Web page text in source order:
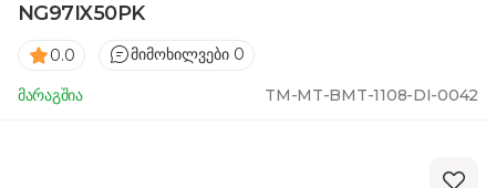
NG97IX50PK
0.0 მიმოხილვები 0
მარაგშია TM-MT-BMT-1108-DI-0042